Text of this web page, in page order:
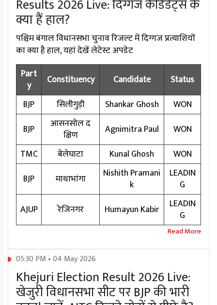
Results 2026 Live: दिग्गज कैंडिडेट्स के
क्या हैं हाल?
पश्चिम बंगाल विधानसभा चुनाव रिजल्ट में दिग्गज प्रत्याशियों
का क्या है हाल, यहां देखें लेटेस्ट अपडेट
Part
y
Constituency Candidate
Status
BJP
सिलीगुड़ी Shankar Ghosh
WON
BJP
आसनसोल द
क्षिण
Agnimitra Paul
WON
TMC
बेलेघाटा Kunal Ghosh
WON
BJP
माथाभांगा
Nishith Pramani
k
LEADIN
G
AJUP
रेजिनगर Humayun Kabir
LEADIN
G
05:30 PM • 04 May 2026
Khejuri Election Result 2026 Live:
खेजुरी विधानसभा सीट पर BJP की भारी